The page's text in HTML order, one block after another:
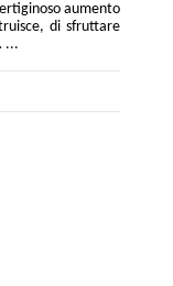
aumento
di sfruttare
...